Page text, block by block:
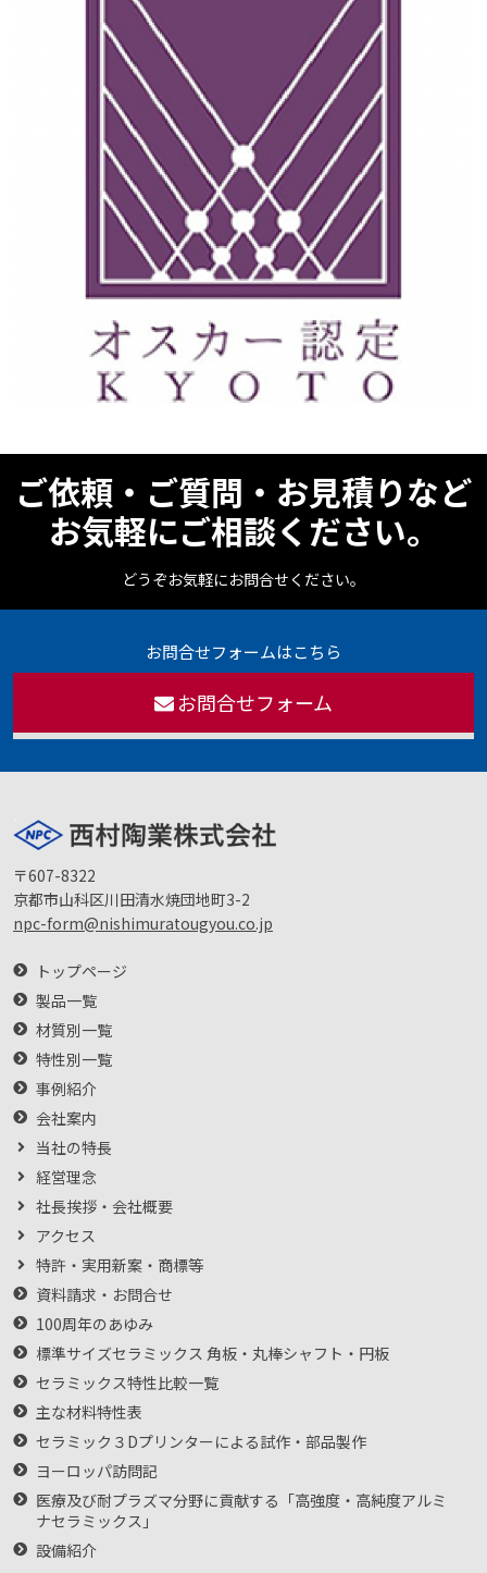
ご依頼・ご質問・お見積りなど
お気軽にご相談ください。
どうぞお気軽にお問合せください。
お問合せフォームはこちら
お問合せフォーム
〒607-8322
京都市山科区川田清水焼団地町3-2
npc-form@nishimuratougyou.co.jp
トップページ
製品一覧
材質別一覧
特性別一覧
事例紹介
会社案内
当社の特長
経営理念
社長挨拶・会社概要
アクセス
特許・実用新案・商標等
資料請求・お問合せ
100周年のあゆみ
標準サイズセラミックス 角板・丸棒シャフト・円板
セラミックス特性比較一覧
主な材料特性表
セラミック３Dプリンターによる試作・部品製作
ヨーロッパ訪問記
医療及び耐プラズマ分野に貢献する「高強度・高純度アルミ
ナセラミックス」
設備紹介